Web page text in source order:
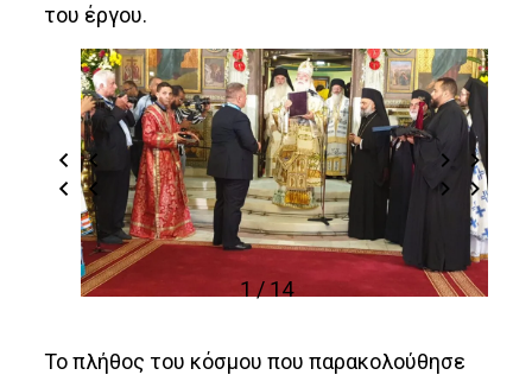
του έργου.
1 / 14
Το πλήθος του κόσμου που παρακολούθησε